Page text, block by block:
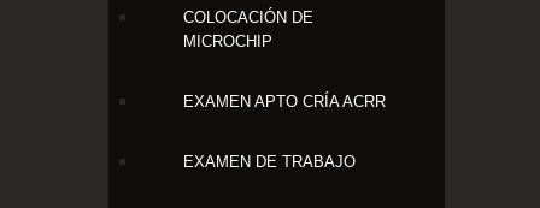
COLOCACIÓN DE
MICROCHIP
EXAMEN APTO CRÍA ACRR
EXAMEN DE TRABAJO